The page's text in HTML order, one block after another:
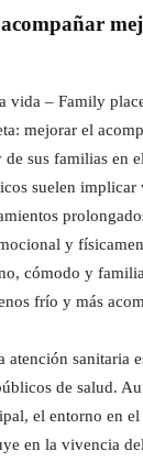
vida – Family
mejorar el
de sus familias en
suelen implicar
y
cómodo y
frío y más
atención sanitaria
de salud.
el entorno en el
en la vivencia